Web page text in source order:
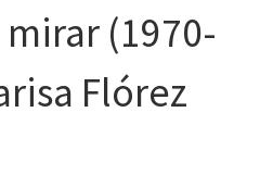
(1970-
Flórez